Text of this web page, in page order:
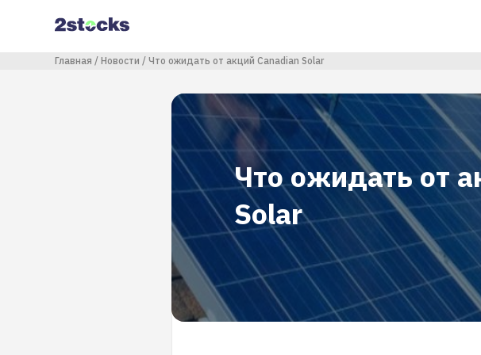
содержанию
Строка навигации
Главная Новости Что ожидать от акций Canadian Solar
Что ожидать от
Solar